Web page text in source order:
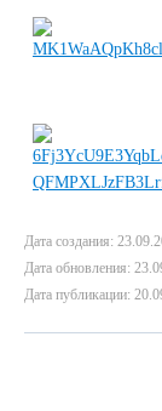
Дата создания:
Дата обновления:
Дата публикации: